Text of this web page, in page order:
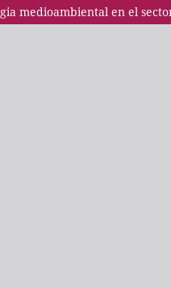
medioambiental en el